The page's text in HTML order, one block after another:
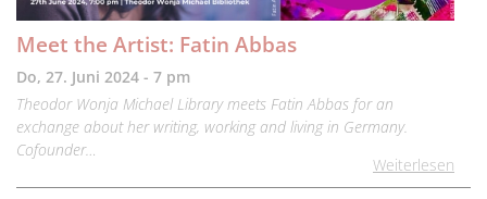
Meet the Artist: Fatin Abbas
Do, 27. Juni 2024 - 7 pm
Theodor Wonja Michael Library meets Fatin Abbas for an
exchange about her writing, working and living in Germany.
Cofounder…
Weiterlesen